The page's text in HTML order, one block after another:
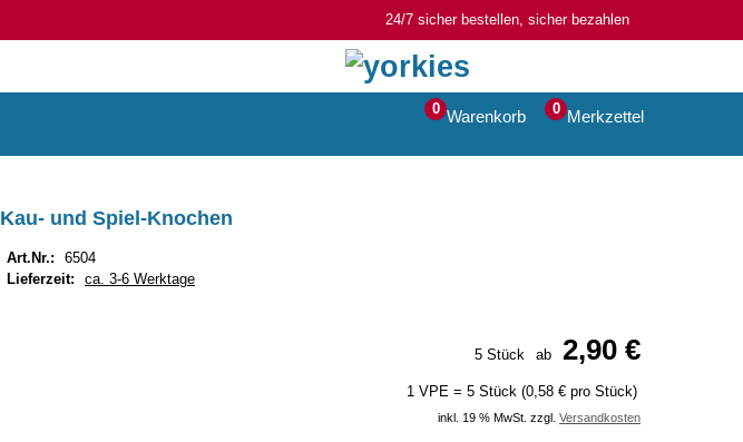
24/7 sicher bestellen, sicher bezahlen
0 Merkzettel
0 Warenkorb
Kau- und Spiel-Knochen
Art.Nr.:
6504
Lieferzeit:
ca. 3-6 Werktage
5 Stück ab 2,90 €
1 VPE = 5 Stück (0,58 € pro Stück)
inkl. 19 % MwSt. zzgl. Versandkosten